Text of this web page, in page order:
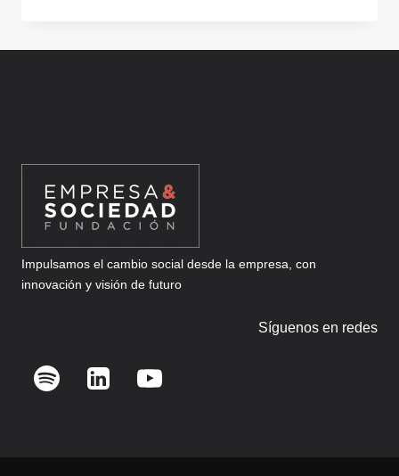
Impulsamos el cambio social desde la empresa, con
innovación y visión de futuro
Síguenos en redes